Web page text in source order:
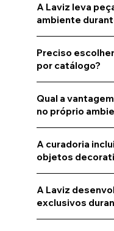
A Laviz leva
ambiente
Preciso
por catálogo?
Qual a
no próprio
A curadoria
objetos
A Laviz
exclusivos